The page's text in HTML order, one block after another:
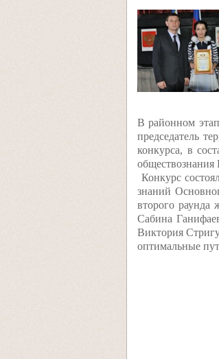
В районном
председатель
конкурса, в
Конкурс
знаний
второго раунда
Сабина
Виктория
оптимальные